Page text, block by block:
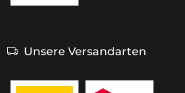
Unsere Versandarten